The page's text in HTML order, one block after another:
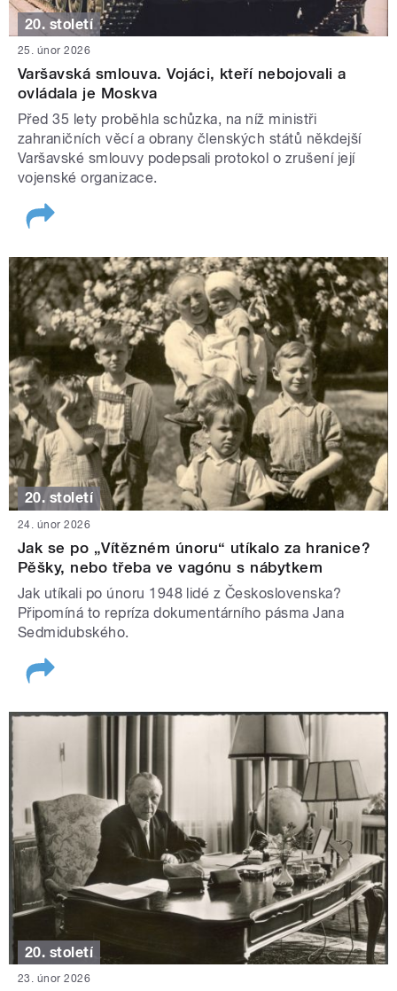
20. století
25. únor 2026
Varšavská smlouva. Vojáci, kteří nebojovali a
ovládala je Moskva
Před 35 lety proběhla schůzka, na níž ministři
zahraničních věcí a obrany členských států někdejší
Varšavské smlouvy podepsali protokol o zrušení její
vojenské organizace.
20. století
24. únor 2026
Jak se po „Vítězném únoru“ utíkalo za hranice?
Pěšky, nebo třeba ve vagónu s nábytkem
Jak utíkali po únoru 1948 lidé z Československa?
Připomíná to repríza dokumentárního pásma Jana
Sedmidubského.
20. století
23. únor 2026